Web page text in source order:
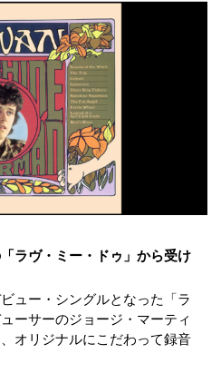
ラヴ・ミー・ドゥ」から受け
ュー・シングルとなった「ラ
ーサーのジョージ・マーティ
オリジナルにこだわって録音